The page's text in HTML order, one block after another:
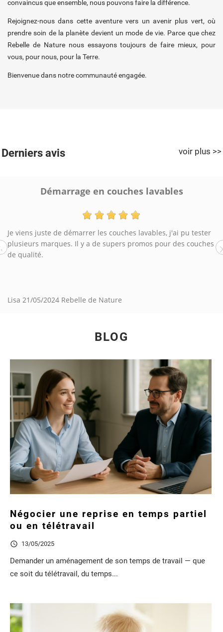
convaincus que ensemble, nous pouvons faire la différence.
Rejoignez-nous dans cette aventure vers un avenir plus vert, où
prendre soin de la planète devient un mode de vie. Parce que chez
Rebelle de Nature nous essayons toujours de faire mieux, pour
vous, pour nous, pour la Terre.
Bienvenue dans notre communauté engagée.
Derniers avis voir plus >>
Parfait
Commande reçue rapidement, tout est top. Merci !
Laura 17/05/2024 Rebelle de Nature
‹
BLOG
Négocier une reprise en temps partiel
ou en télétravail
 13/05/2025
Demander un aménagement de son temps de travail — que
ce soit du télétravail, du temps...
((modalTitle))
Créer une liste d'envies
Connexion
ANNULER